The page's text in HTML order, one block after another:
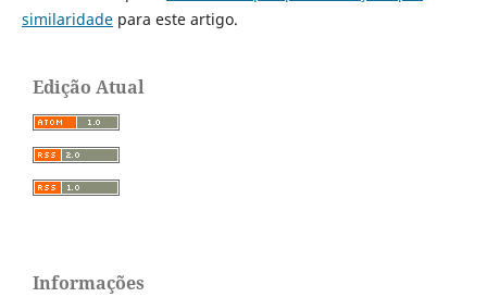
similaridadepara este artigo.
Edição Atual
Informações